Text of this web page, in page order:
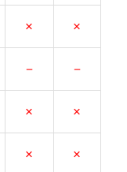
× ×
－ －
× ×
× ×